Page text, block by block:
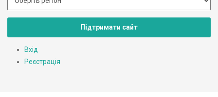
Підтримати сайт
Вхід
Реєстрація